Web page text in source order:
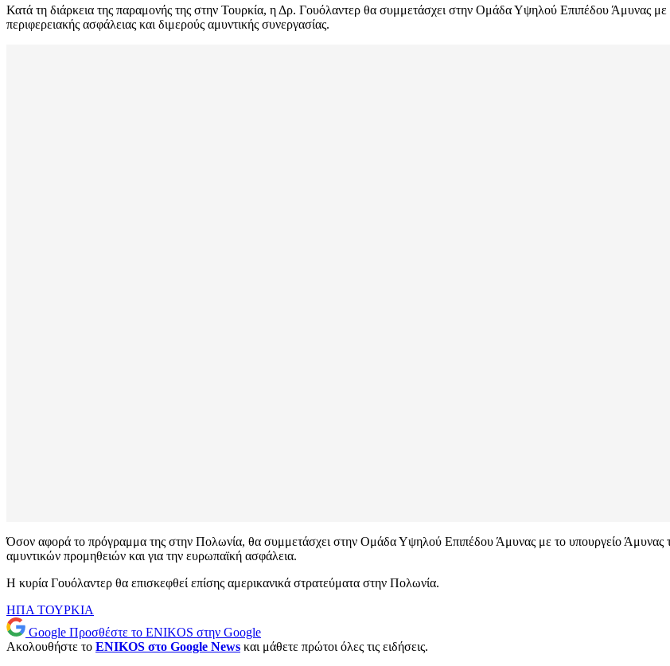
Κατά τη διάρκεια της παραμονής της στην Τουρκία, η Δρ. Γουόλαντερ θα συμμετάσχει στην Ομάδα Υψηλού Επιπέδου Άμυνας με
περιφερειακής ασφάλειας και διμερούς αμυντικής συνεργασίας.
Όσον αφορά το πρόγραμμα της στην Πολωνία, θα συμμετάσχει στην Ομάδα Υψηλού Επιπέδου Άμυνας με το υπουργείο Άμυνας
αμυντικών προμηθειών και για την ευρωπαϊκή ασφάλεια.
Η κυρία Γουόλαντερ θα επισκεφθεί επίσης αμερικανικά στρατεύματα στην Πολωνία.
ΗΠΑ ΤΟΥΡΚΙΑ
Google Προσθέστε το ENIKOS στην Google
Ακολουθήστε το ENIKOS στο Google News και μάθετε πρώτοι όλες τις ειδήσεις.